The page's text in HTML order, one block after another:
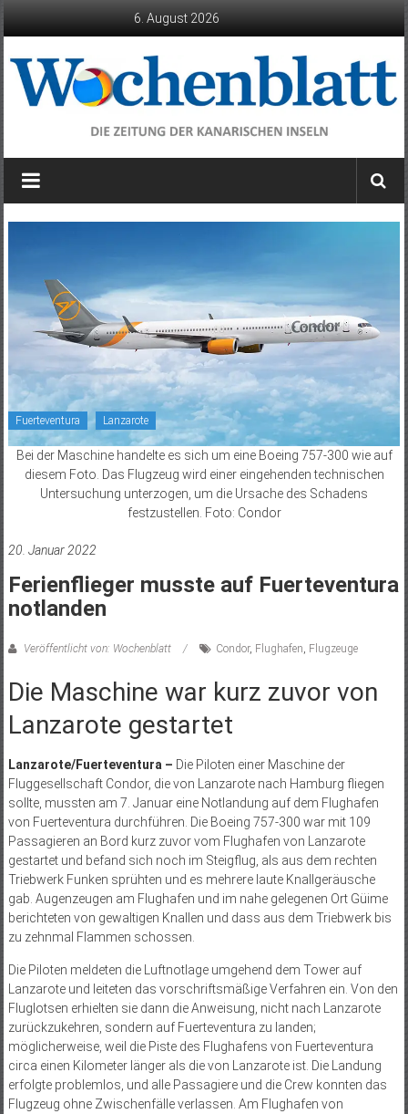
6. August 2026
Wochenblatt
die
Inseln
Fuerteventura Lanzarote
Bei der Maschine handelte es sich um eine Boeing 757-300 wie auf
diesem Foto. Das Flugzeug wird einer eingehenden technischen
Untersuchung unterzogen, um die Ursache des Schadens
festzustellen. Foto: Condor
20. Januar 2022
Ferienflieger musste auf Fuerteventura
notlanden
Veröffentlicht von: Wochenblatt Condor, Flughafen Flugzeuge
Die Maschine war kurz zuvor von
Lanzarote gestartet
Lanzarote/Fuerteventura – Die Piloten einer Maschine der
Fluggesellschaft Condor, die von Lanzarote nach Hamburg fliegen
sollte, mussten am 7. Januar eine Notlandung auf dem Flughafen
von Fuerteventura durchführen. Die Boeing 757-300 war mit 109
Passagieren an Bord kurz zuvor vom Flughafen von Lanzarote
gestartet und befand sich noch im Steigflug, als aus dem rechten
Triebwerk Funken sprühten und es mehrere laute Knallgeräusche
gab. Augenzeugen am Flughafen und im nahe gelegenen Ort Güime
berichteten von gewaltigen Knallen und dass aus dem Triebwerk bis
zu zehnmal Flammen schossen.
Die Piloten meldeten die Luftnotlage umgehend dem Tower auf
Lanzarote und leiteten das vorschriftsmäßige Verfahren ein. Von den
Fluglotsen erhielten sie dann die Anweisung, nicht nach Lanzarote
zurückzukehren, sondern auf Fuerteventura zu landen;
möglicherweise, weil die Piste des Flughafens von Fuerteventura
circa einen Kilometer länger als die von Lanzarote ist. Die Landung
erfolgte problemlos, und alle Passagiere und die Crew konnten das
Flugzeug ohne Zwischenfälle verlassen. Am Flughafen von